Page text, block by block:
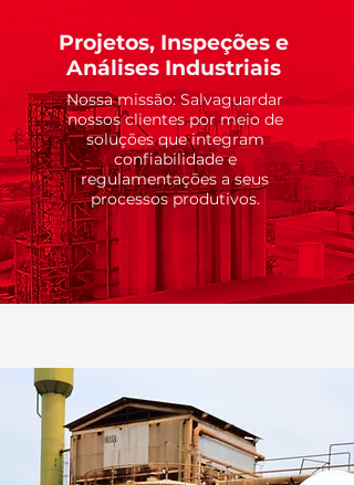
Projetos, Inspeções e
Análises Industriais
Nossa missão: Salvaguardar
nossos clientes por meio de
soluções que integram
confiabilidade e
regulamentações a seus
processos produtivos.